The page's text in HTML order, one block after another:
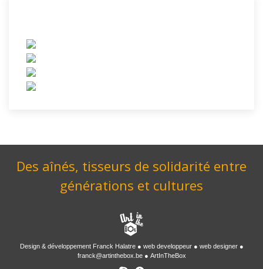
Des aînés, tisseurs de solidarité entre
générations et cultures
Design & développement Franck Halatre web developpeur
web designer
franck@artinthebox.be
ArtInTheBox